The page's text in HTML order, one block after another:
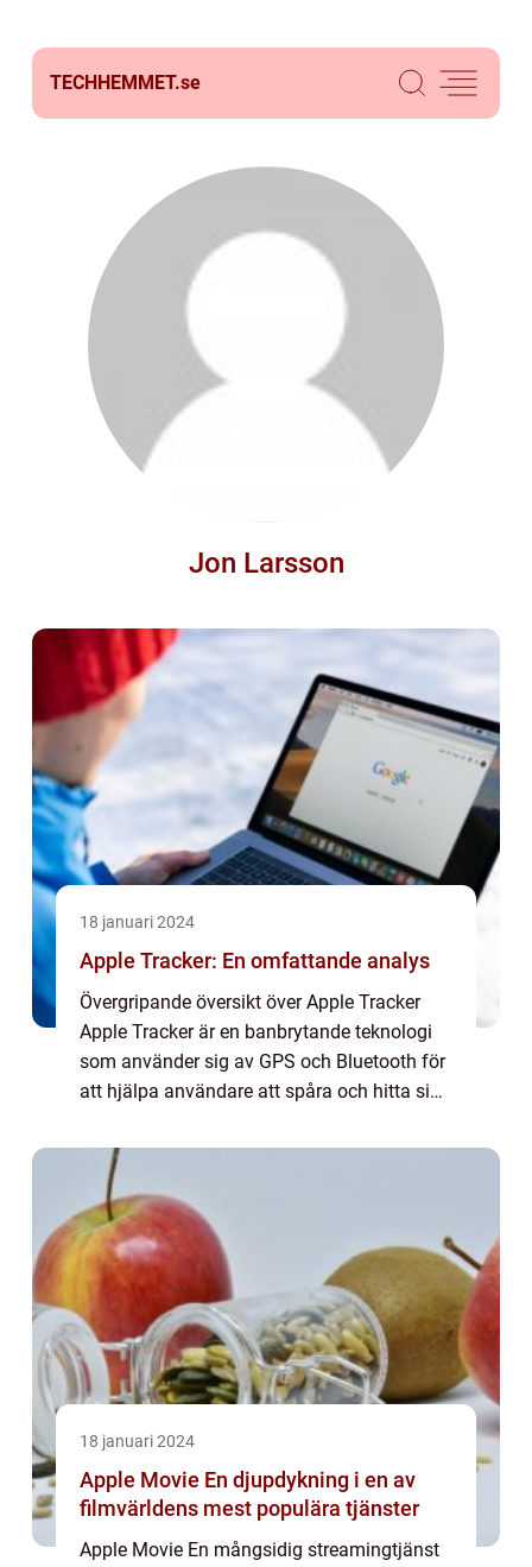
TECHHEMMET.se
Jon Larsson
18 januari 2024
Apple Tracker: En omfattande analys
Övergripande översikt över Apple Tracker
Apple Tracker är en banbrytande teknologi
som använder sig av GPS och Bluetooth för
att hjälpa användare att spåra och hitta sina
såsom iPhone, iPad, Apple Watch, och ...
18 januari 2024
Apple Movie En djupdykning i en av
filmvärldens mest populära tjänster
Apple Movie En mångsidig streamingtjänst